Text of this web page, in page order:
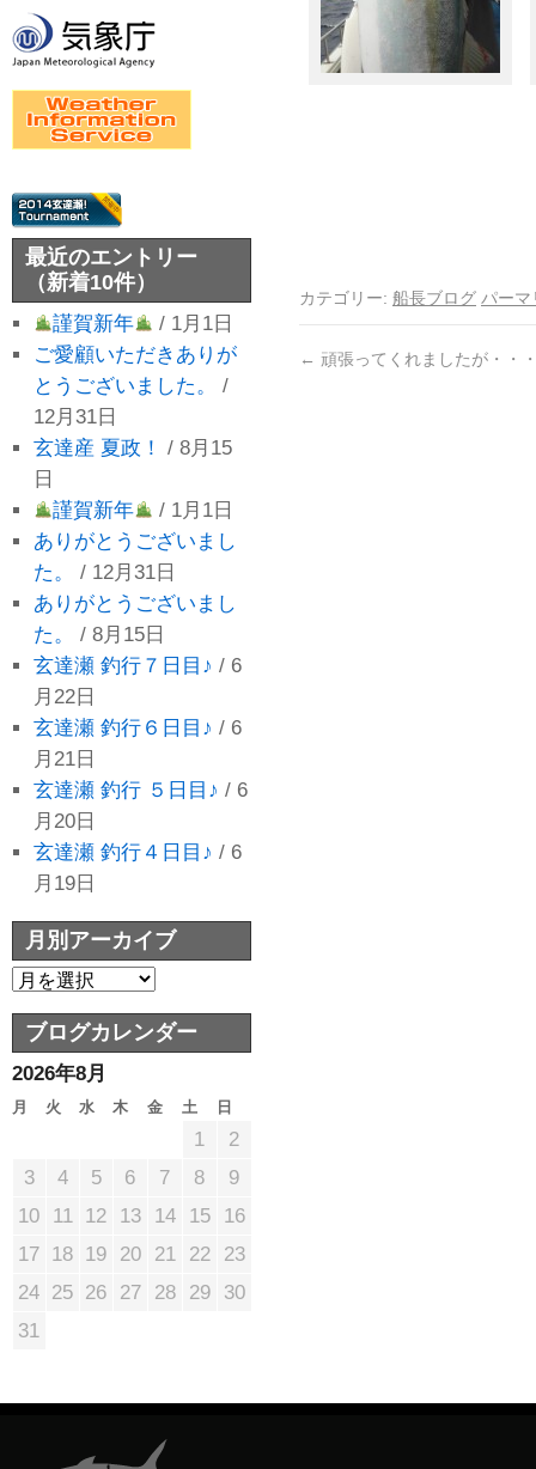
カテゴリー: 船長ブログ パーマ
← 頑張ってくれましたが・・
最近のエントリー
（新着10件）
謹賀新年
/ 1月1日
ご愛顧いただきありが
とうございました。
/
12月31日
玄達産 夏政！
/ 8月15
日
謹賀新年
/ 1月1日
ありがとうございまし
た。
/ 12月31日
ありがとうございまし
た。
/ 8月15日
玄達瀬 釣行７日目♪ / 6
月22日
玄達瀬 釣行６日目♪ / 6
月21日
玄達瀬 釣行 ５日目♪ / 6
月20日
玄達瀬 釣行４日目♪ / 6
月19日
月別アーカイブ
ブログカレンダー
2026年8月
月 火 水 木 金 土 日
1
2
3
4 5 6 7 8
9
10
11 12 13 14 15
16
17 18 19 20 21 22
23
24 25 26 27 28 29
30
31